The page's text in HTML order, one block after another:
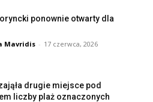
ponownie otwarty dla
Mavridis - 17 czerwca, 2026
drugie miejsce pod
liczby plaż oznaczonych